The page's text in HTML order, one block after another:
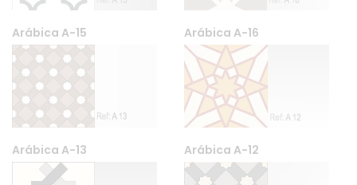
Arábica A-15 Arábica A-16
Arábica A-13 Arábica A-12